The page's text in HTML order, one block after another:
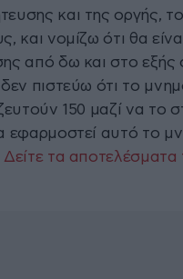
και της οργής,
και νομίζω ότι θα
από δω και στο εξής
πιστεύω ότι το
150 μαζί να το
εφαρμοστεί αυτό το
Δείτε τα αποτελέσματα